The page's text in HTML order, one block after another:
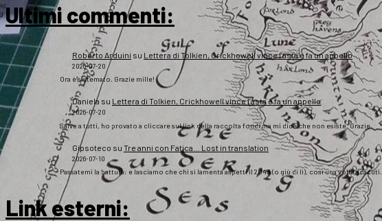
Ultimi commenti:
Roberto Arduini su Lettera di Tolkien, Crickhowell vince l’asta e fa un appello
2026-07-20
Ora è sistemato. Grazie mille!
Daniela su Lettera di Tolkien, Crickhowell vince l’asta e fa un appello
2026-07-20
Salve a tutti, ho provato a cliccare sul link della raccolta fondi ma mi dice che non esiste. Grazie
Gipsoteco su Tre anni con Fatica… Lost in translation
2026-07-10
Passatemi la battuta: e lasciamo che chi si lamenta aspetti il 2043 (o giù di lì), così una volta scaduti…
Link esterni: